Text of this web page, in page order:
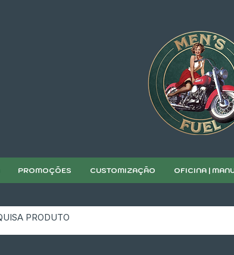
PROMOÇÕES CUSTOMIZAÇÃO OFICINA |